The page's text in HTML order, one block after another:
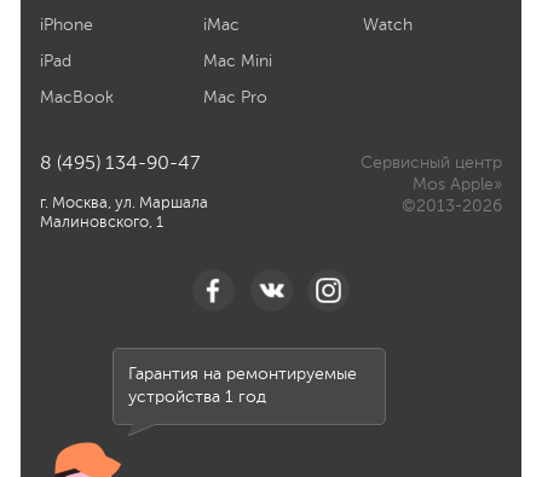
iPhone
iPad
MacBook
iMac
Mac Mini
Mac Pro
Watch
8 (495) 134-90-47
г. Москва, ул. Маршала
Малиновского, 1
Сервисный центр
Mos Apple»
©2013-2026
Гарантия на ремонтируемые
устройства 1 год